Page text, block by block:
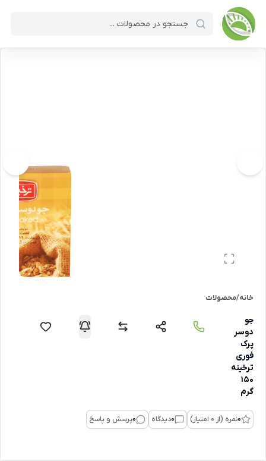
خانه/محصولات
جو
دوسر
پرک
فوری
ترخینه
150
گرم
0نمره (از 0 امتیاز) 0دیدگاه 0پرسش و پاسخ